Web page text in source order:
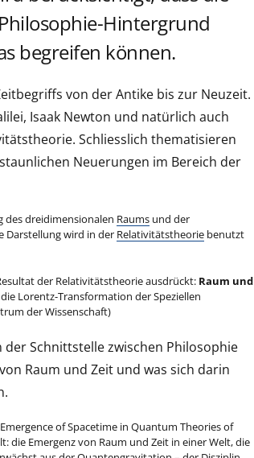
Hintergrund
begreifen können.
von der Antike bis zur Neuzeit.
Isaak Newton und natürlich auch
Schliesslich thematisieren
Neuerungen im Bereich der
des dreidimensionalen Raums und der
Darstellung wird in der Relativitätstheorie benutzt
der Relativitätstheorie ausdrückt: Raum und
die Lorentz-Transformation der Speziellen
der Wissenschaft)
Schnittstelle zwischen Philosophie
Raum und Zeit und was sich darin
of Spacetime in Quantum Theories of
die Emergenz von Raum und Zeit in einer Welt, die